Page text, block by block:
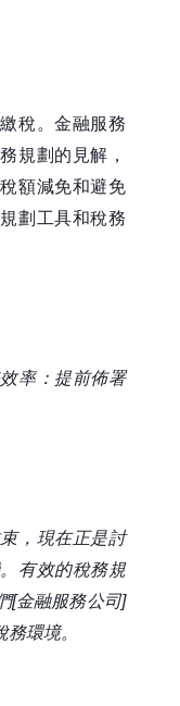
稅。金融服務
規劃的見解，
額減免和避免
劃工具和稅務
率：提前佈署
，現在正是討
有效的稅務規
[金融服務公司]
環境。